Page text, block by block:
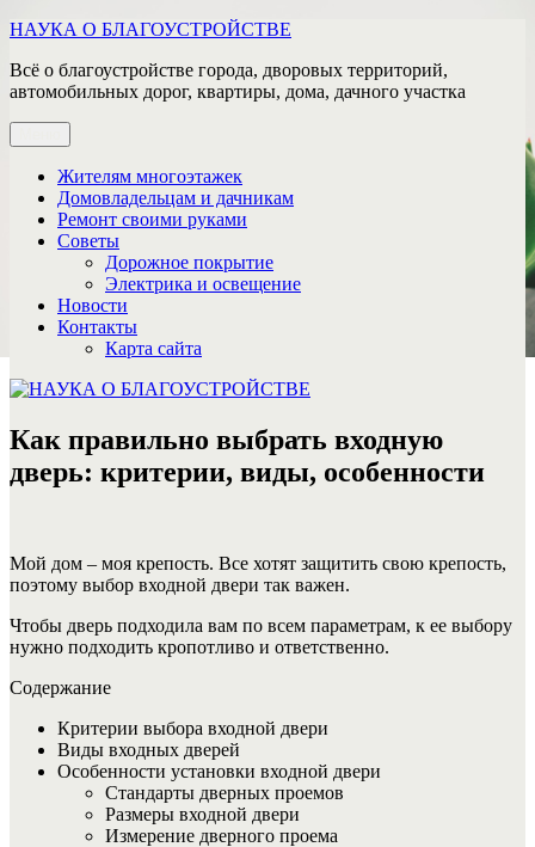
Перейти
содержимому
НАУКА О БЛАГОУСТРОЙСТВЕ
Всё о благоустройстве города, дворовых территорий,
автомобильных дорог, квартиры, дома, дачного участка
Жителям многоэтажек
Домовладельцам и дачникам
Ремонт своими руками
Советы
Дорожное покрытие
Электрика и освещение
Новости
Контакты
Карта сайта
Как правильно выбрать входную
дверь: критерии, виды, особенности
Мой дом – моя крепость. Все хотят защитить свою крепость,
поэтому выбор входной двери так важен.
Чтобы дверь подходила вам по всем параметрам, к ее выбору
нужно подходить кропотливо и ответственно.
Содержание
Критерии выбора входной двери
Виды входных дверей
Особенности установки входной двери
Стандарты дверных проемов
Размеры входной двери
Измерение дверного проема